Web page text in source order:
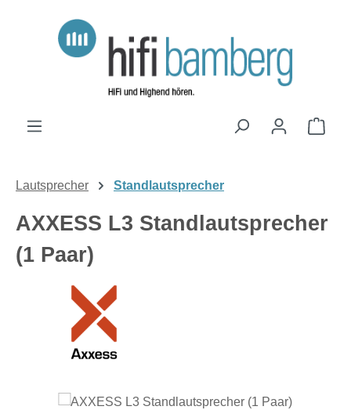
Zum Hauptinhalt springen
Lautsprecher Standlautsprecher
AXXESS L3 Standlautsprecher
(1 Paar)
Bildergalerie überspringen